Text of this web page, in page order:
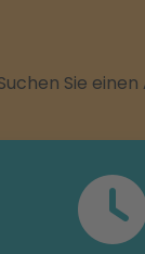
Sie